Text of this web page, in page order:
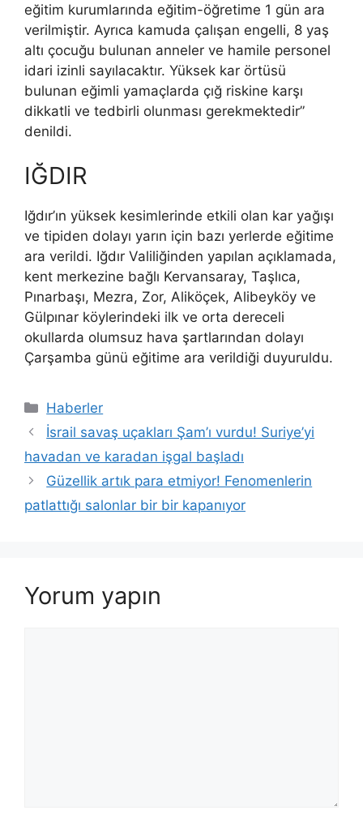
eğitim kurumlarında eğitim-öğretime 1 gün ara
verilmiştir. Ayrıca kamuda çalışan engelli, 8 yaş
altı çocuğu bulunan anneler ve hamile personel
idari izinli sayılacaktır. Yüksek kar örtüsü
bulunan eğimli yamaçlarda çığ riskine karşı
dikkatli ve tedbirli olunması gerekmektedir”
denildi.
IĞDIR
Iğdır’ın yüksek kesimlerinde etkili olan kar yağışı
ve tipiden dolayı yarın için bazı yerlerde eğitime
ara verildi. Iğdır Valiliğinden yapılan açıklamada,
kent merkezine bağlı Kervansaray, Taşlıca,
Pınarbaşı, Mezra, Zor, Aliköçek, Alibeyköy ve
Gülpınar köylerindeki ilk ve orta dereceli
okullarda olumsuz hava şartlarından dolayı
Çarşamba günü eğitime ara verildiği duyuruldu.
Kategoriler
Haberler
İsrail savaş uçakları Şam’ı vurdu! Suriye’yi
havadan ve karadan işgal başladı
Güzellik artık para etmiyor! Fenomenlerin
patlattığı salonlar bir bir kapanıyor
Yorum yapın